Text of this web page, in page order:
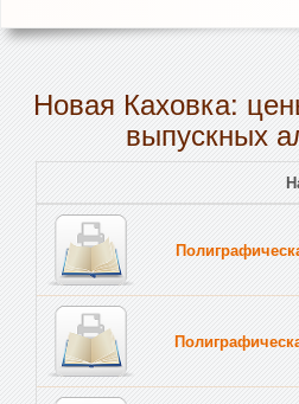
Новая Каховка:
выпускных